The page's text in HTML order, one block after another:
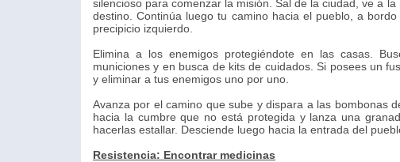
silencioso para comenzar la misión. Sal de la ciudad, ve a
destino. Continúa luego tu camino hacia el pueblo, a
precipicio izquierdo.
Elimina a los enemigos protegiéndote en las casas.
municiones y en busca de kits de cuidados. Si posees un
y eliminar a tus enemigos uno por uno.
Avanza por el camino que sube y dispara a las bombonas
hacia la cumbre que no está protegida y lanza una
hacerlas estallar. Desciende luego hacia la entrada del
Resistencia: Encontrar medicinas